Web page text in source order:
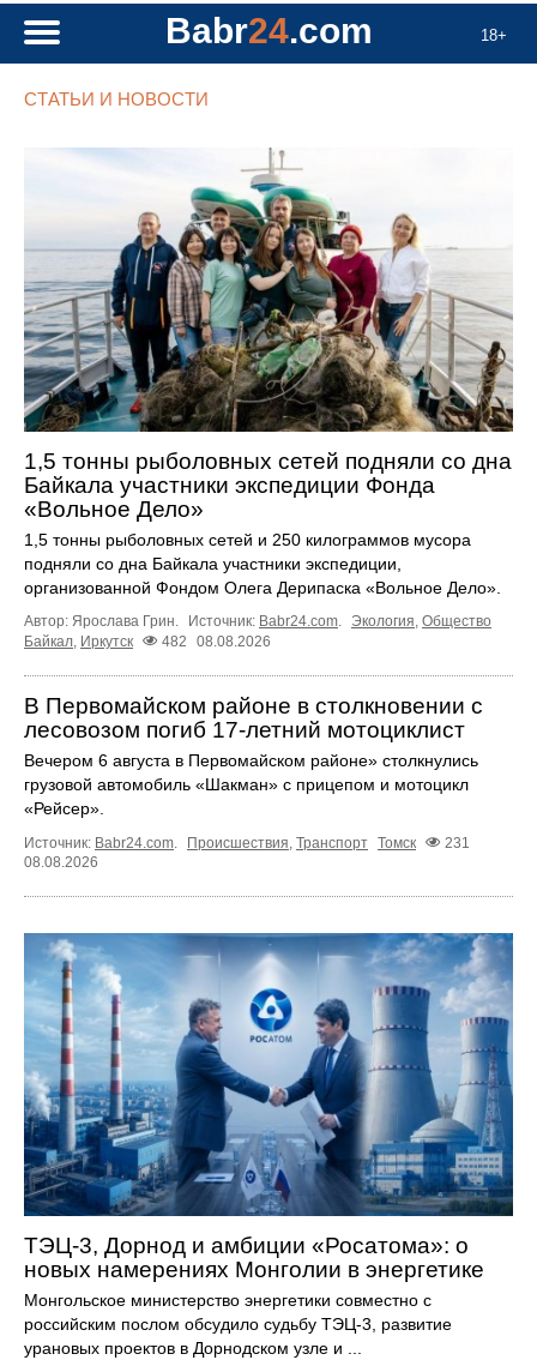
18+
Babr24.com
СТАТЬИ И НОВОСТИ
1,5 тонны рыболовных сетей подняли со дна
Байкала участники экспедиции Фонда
«Вольное Дело»
1,5 тонны рыболовных сетей и 250 килограммов мусора
подняли со дна Байкала участники экспедиции,
организованной Фондом Олега Дерипаска «Вольное Дело».
Автор: Ярослава Грин. Источник: Babr24.com Экология Общество
Байкал Иркутск 482 08.08.2026
В Первомайском районе в столкновении с
лесовозом погиб 17-летний мотоциклист
Вечером 6 августа в Первомайском районе» столкнулись
грузовой автомобиль «Шакман» с прицепом и мотоцикл
«Рейсер».
Источник: Babr24.com. Происшествия, Транспорт Томск
231
08.08.2026
ТЭЦ-3, Дорнод и амбиции «Росатома»: о
новых намерениях Монголии в энергетике
Монгольское министерство энергетики совместно с
российским послом обсудило судьбу ТЭЦ‑3, развитие
урановых проектов в Дорнодском узле и ...